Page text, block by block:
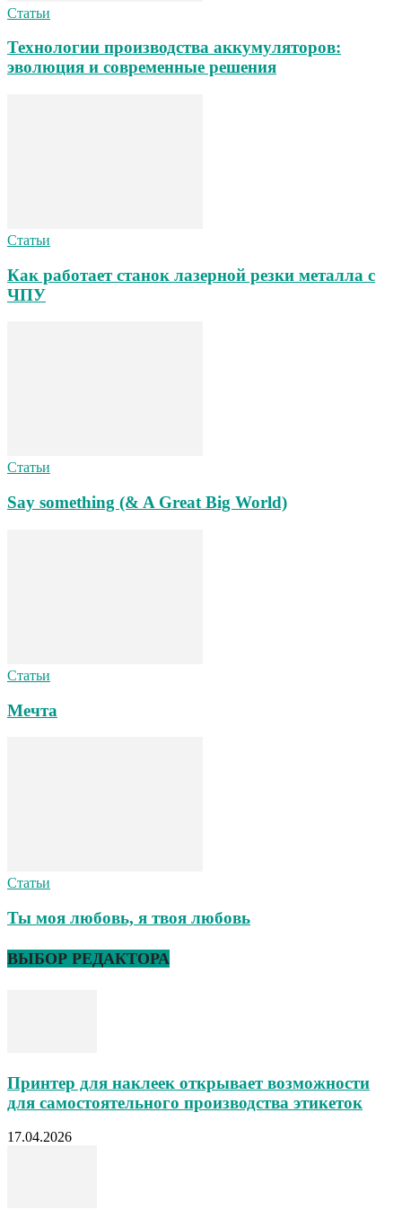
Статьи
Технологии производства аккумуляторов:
эволюция и современные решения
Статьи
Как работает станок лазерной резки металла с
ЧПУ
Статьи
Say something (& A Great Big World)
Статьи
Мечта
Статьи
Ты моя любовь, я твоя любовь
ВЫБОР РЕДАКТОРА
Принтер для наклеек открывает возможности
для самостоятельного производства этикеток
17.04.2026